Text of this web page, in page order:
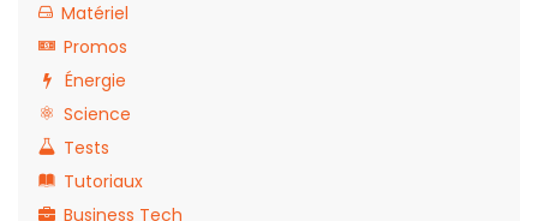
Matériel
Promos
Énergie
Science
Tests
Tutoriaux
Business Tech